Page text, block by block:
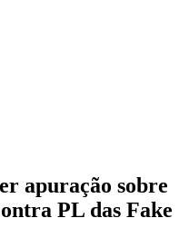
apuração sobre
PL das Fake